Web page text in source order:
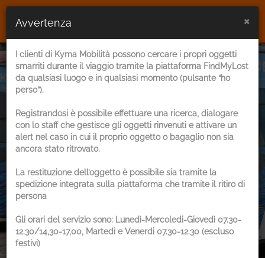
Ritrova l'oggetto
che hai smarrito o
restituisci ciò che
hai rinvenuto grazie
alla nostra
piattaforma
×
Avvertenza
I clienti di Kyma Mobilità possono cercare i propri oggetti
smarriti durante il viaggio tramite la piattaforma FindMyLost
da qualsiasi luogo e in qualsiasi momento (pulsante “ho
perso”).
Registrandosi è possibile effettuare una ricerca, dialogare
con lo staff che gestisce gli oggetti rinvenuti e attivare un
alert nel caso in cui il proprio oggetto o bagaglio non sia
ancora stato ritrovato.
La restituzione dell’oggetto è possibile sia tramite la
spedizione integrata sulla piattaforma che tramite il ritiro di
persona
Gli orari del servizio sono: Lunedì-Mercoledi-Giovedì 07.30-
12.30/14,30-17,00, Martedi e Venerdi 07.30-12.30 (escluso
festivi)